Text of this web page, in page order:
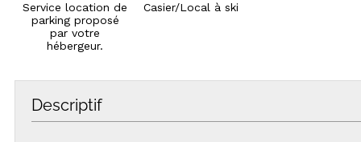
Service location de
parking proposé
par votre
hébergeur.
Casier/Local à ski
Descriptif